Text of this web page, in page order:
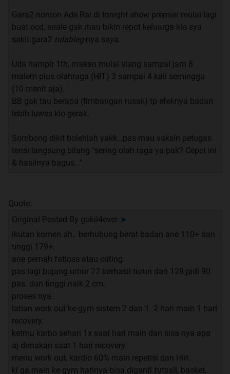
Gara2 nonton Ade Rai di tonight show premier mulai lagi
buat ocd, soale gak mau bikin repot keluarga klo sya
sakit gara2 ndableg-nya saya.
Uda hampir 1th, makan mulai siang sampai jam 8
malem plus olahraga (HIT) 3 sampai 4 kali seminggu
(10 menit aja).
BB gak tau berapa (timbangan rusak) tp efeknya badan
lebih luwes klo gerak.
Sombong dikit bolehlah yakk…pas mau vaksin petugas
tensi langsung bilang “sering olah raga ya pak? Cepet ini
& hasilnya bagus…”
Quote:
Original Posted By gokil4ever ►
ikutan komen ah.. berhubung berat badan ane 110+ dan
tinggi 179+.
ane pernah fatloss atau cuting.
pas lagi bujang umur 22 berhasil turun dari 128 jadi 90
pas. dan tinggi naik 2 cm.
proses nya.
latian work out ke gym sistem 2 dan 1. 2 hari main 1 hari
recovery.
ketmu karbo sehari 1x saat hari main dan sisa nya apa
aj dimakan saat 1 hari recovery.
menu work out, kardio 60% main repetisi dan Hiit.
kl ga main ke gym harinya bisa diganti futsall, basket,